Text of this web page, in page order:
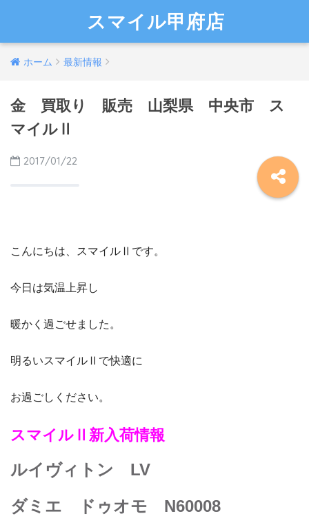
スマイル甲府店
ホーム 最新情報
金 買取り 販売 山梨県 中央市 ス
マイルⅡ
2017/01/22
こんにちは、スマイルⅡです。
今日は気温上昇し
暖かく過ごせました。
明るいスマイルⅡで快適に
お過ごしください。
スマイルⅡ新入荷情報
ルイヴィトン LV
ダミエ ドゥオモ N60008